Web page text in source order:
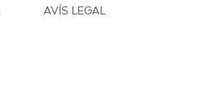
AVÍS LEGAL